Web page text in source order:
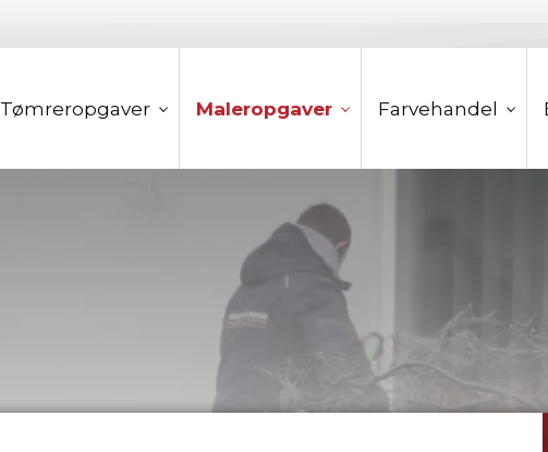
Tømreropgaver Maleropgaver Farvehandel